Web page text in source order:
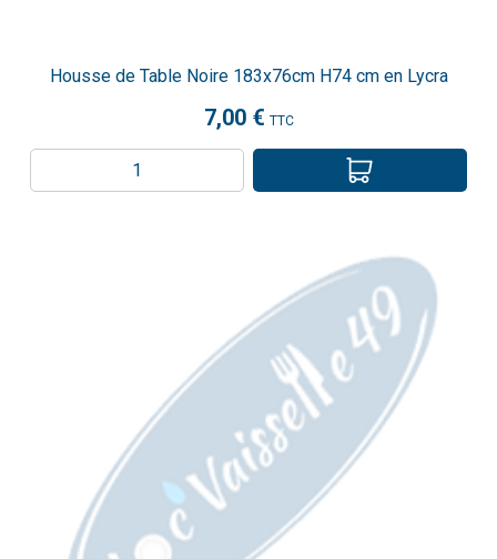
Housse de Table Noire 183x76cm H74 cm en Lycra
7,00 € TTC